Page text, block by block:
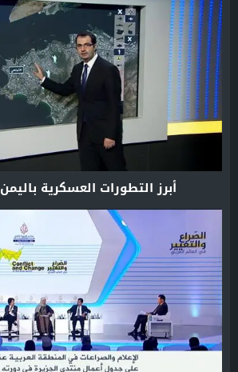
أبرز التطورات العسكرية باليمن 7/5/2015